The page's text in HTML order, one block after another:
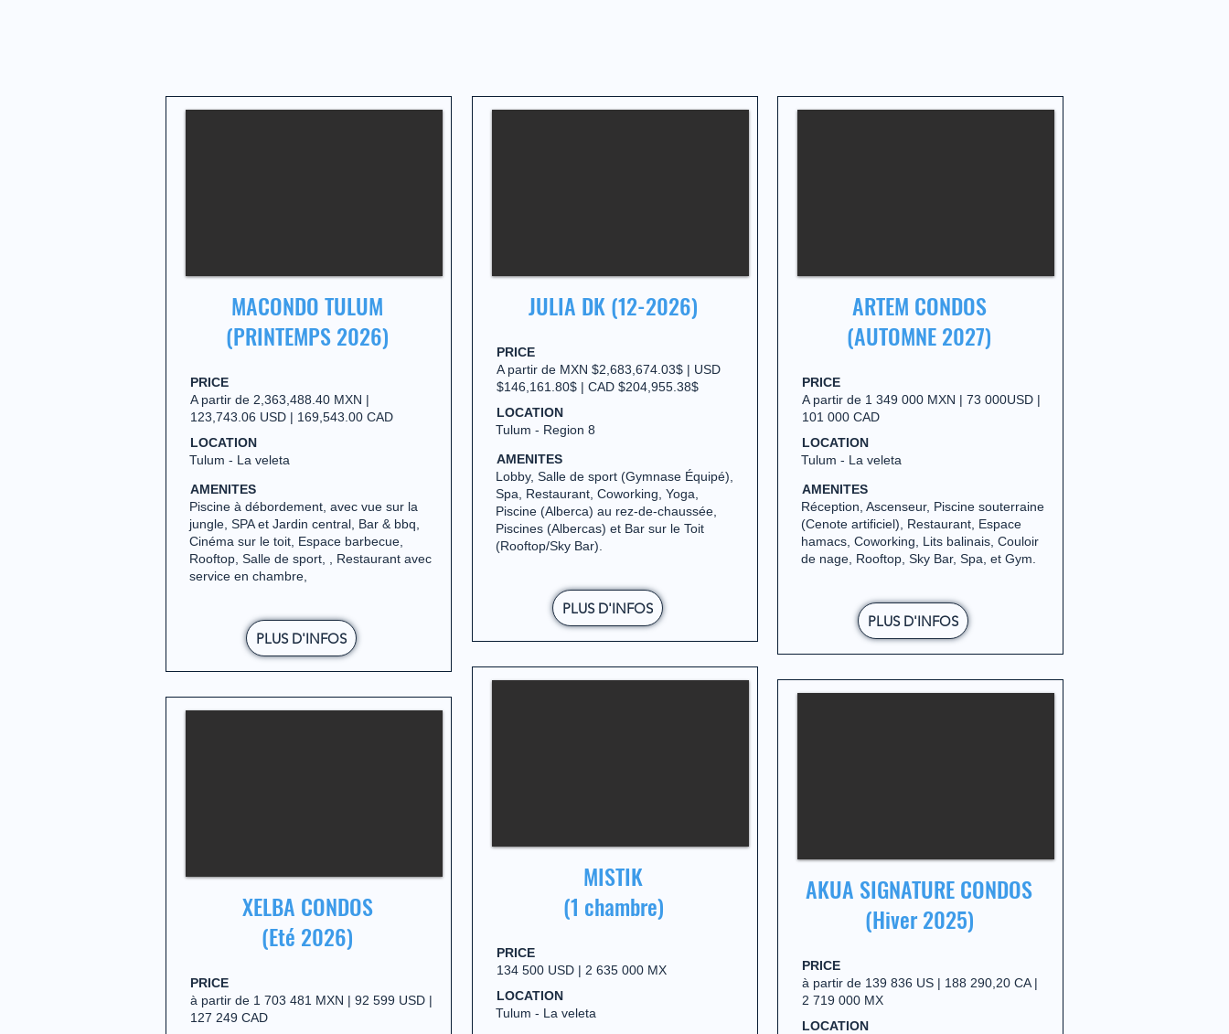
MACONDO TULUM
(PRINTEMPS 2026)
PRICE
A partir de 2,363,488.40 MXN |
123,743.06 USD | 169,543.00 CAD
LOCATION
Tulum - La veleta
AMENITES
Piscine à débordement, avec vue sur la
jungle, SPA et Jardin central, Bar & bbq,
Cinéma sur le toit, Espace barbecue,
Rooftop, Salle de sport, , Restaurant avec
service en chambre,
PLUS D'INFOS
XELBA CONDOS
(Eté 2026)
PRICE
à partir de 1 703 481 MXN | 92 599 USD |
127 249 CAD
JULIA DK (12-2026)
PRICE
A partir de MXN $2,683,674.03$ | USD
$146,161.80$ | CAD $204,955.38$
LOCATION
Tulum - Region 8
AMENITES
Lobby, Salle de sport (Gymnase Équipé),
Spa, Restaurant, Coworking, Yoga,
Piscine (Alberca) au rez-de-chaussée,
Piscines (Albercas) et Bar sur le Toit
(Rooftop/Sky Bar).
PLUS D'INFOS
MISTIK
(1 chambre)
PRICE
134 500 USD | 2 635 000 MX
LOCATION
Tulum - La veleta
ARTEM CONDOS
(AUTOMNE 2027)
PRICE
A partir de 1 349 000 MXN | 73 000USD |
101 000 CAD
LOCATION
Tulum - La veleta
AMENITES
Réception, Ascenseur, Piscine souterraine
(Cenote artificiel), Restaurant, Espace
hamacs, Coworking, Lits balinais, Couloir
de nage, Rooftop, Sky Bar, Spa, et Gym.
PLUS D'INFOS
AKUA SIGNATURE CONDOS
(Hiver 2025)
PRICE
à partir de 139 836 US | 188 290,20 CA |
2 719 000 MX
LOCATION